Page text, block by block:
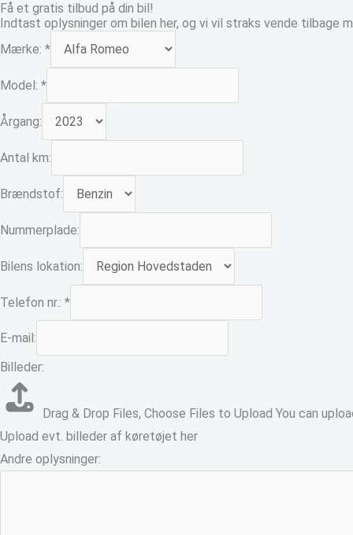
Få et gratis tilbud på din bil!
Indtast oplysninger om bilen her, og vi vil straks vende tilbage
Mærke: *
Model: *
Årgang:
Antal km:
Brændstof:
Nummerplade:
Bilens lokation:
Telefon nr.: *
E-mail:
Billeder:
Drag & Drop Files, Choose Files to Upload You can
Upload evt. billeder af køretøjet her
Andre oplysninger: